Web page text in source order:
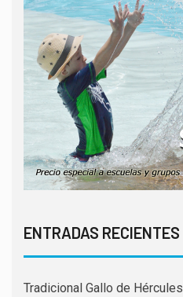
ENTRADAS RECIENTES
Tradicional Gallo de Hércules